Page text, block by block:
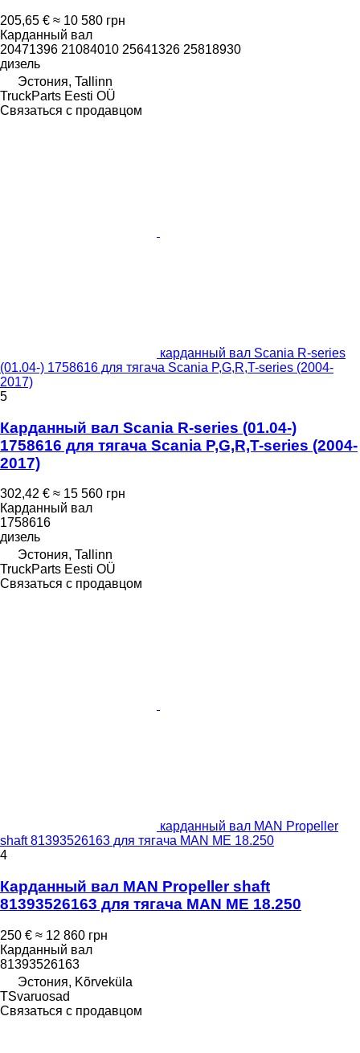
205,65 € ≈ 10 580 грн
Карданный вал
20471396 21084010 25641326 25818930
дизель
Эстония, Tallinn
TruckParts Eesti OÜ
Связаться с продавцом
карданный вал Scania R-series
(01.04-) 1758616 для тягача Scania P,G,R,T-series (2004-
2017)
5
Карданный вал Scania R-series (01.04-)
1758616 для тягача Scania P,G,R,T-series (2004-
2017)
302,42 € ≈ 15 560 грн
Карданный вал
1758616
дизель
Эстония, Tallinn
TruckParts Eesti OÜ
Связаться с продавцом
карданный вал MAN Propeller
shaft 81393526163 для тягача MAN ME 18.250
4
Карданный вал MAN Propeller shaft
81393526163 для тягача MAN ME 18.250
250 € ≈ 12 860 грн
Карданный вал
81393526163
Эстония, Kõrveküla
TSvaruosad
Связаться с продавцом